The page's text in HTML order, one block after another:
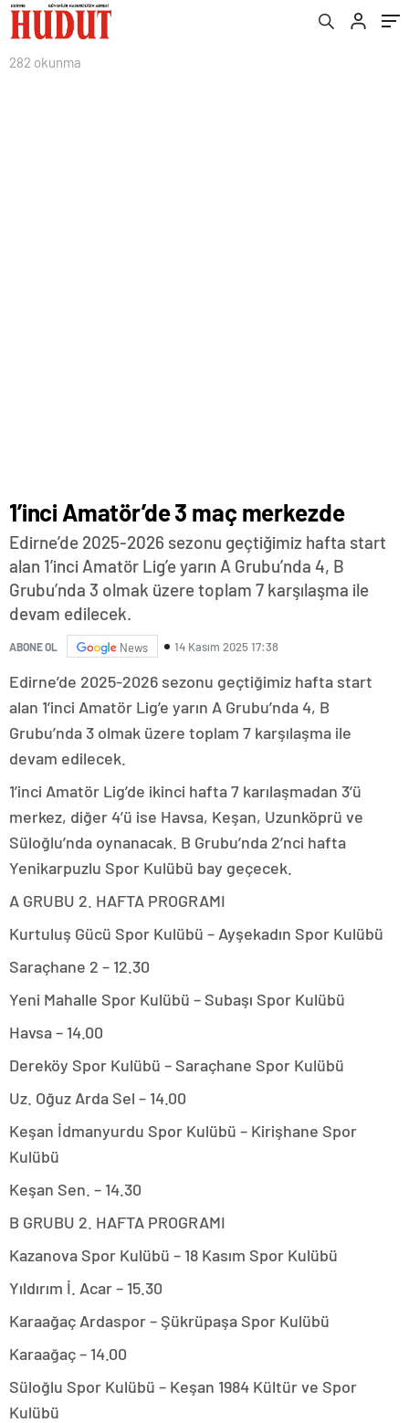
282 okunma
1’inci Amatör’de 3 maç merkezde
Edirne’de 2025-2026 sezonu geçtiğimiz hafta start
alan 1’inci Amatör Lig’e yarın A Grubu’nda 4, B
Grubu’nda 3 olmak üzere toplam 7 karşılaşma ile
devam edilecek.
ABONE OL News 14 Kasım 2025 17:38
Edirne’de 2025-2026 sezonu geçtiğimiz hafta start
alan 1’inci Amatör Lig’e yarın A Grubu’nda 4, B
Grubu’nda 3 olmak üzere toplam 7 karşılaşma ile
devam edilecek.
1’inci Amatör Lig’de ikinci hafta 7 karılaşmadan 3’ü
merkez, diğer 4’ü ise Havsa, Keşan, Uzunköprü ve
Süloğlu’nda oynanacak. B Grubu’nda 2’nci hafta
Yenikarpuzlu Spor Kulübü bay geçecek.
A GRUBU 2. HAFTA PROGRAMI
Kurtuluş Gücü Spor Kulübü – Ayşekadın Spor Kulübü
Saraçhane 2 – 12.30
Yeni Mahalle Spor Kulübü – Subaşı Spor Kulübü
Havsa – 14.00
Dereköy Spor Kulübü – Saraçhane Spor Kulübü
Uz. Oğuz Arda Sel – 14.00
Keşan İdmanyurdu Spor Kulübü – Kirişhane Spor
Kulübü
Keşan Sen. – 14.30
B GRUBU 2. HAFTA PROGRAMI
Kazanova Spor Kulübü – 18 Kasım Spor Kulübü
Yıldırım İ. Acar – 15.30
Karaağaç Ardaspor – Şükrüpaşa Spor Kulübü
Karaağaç – 14.00
Süloğlu Spor Kulübü – Keşan 1984 Kültür ve Spor
Kulübü